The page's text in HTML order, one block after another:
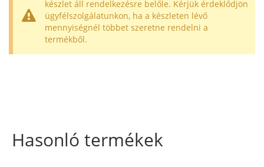
készlet áll rendelkezésre belőle. Kérjük érdeklődjön
ügyfélszolgálatunkon, ha a készleten lévő
mennyiségnél többet szeretne rendelni a
termékből.
Hasonló termékek